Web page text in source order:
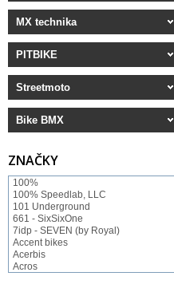
MX technika
PITBIKE
Streetmoto
Bike BMX
ZNAČKY
100%
100% Speedlab, LLC
101 Underground
661 - SixSixOne
7idp - SEVEN (by Royal)
Accent bikes
Acerbis
Acros